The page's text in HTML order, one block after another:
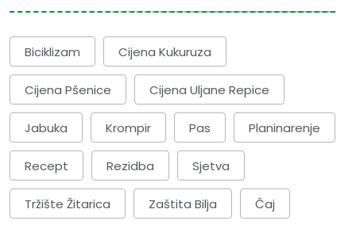
Biciklizam Cijena Kukuruza
Cijena Pšenice Cijena Uljane Repice
Jabuka Krompir Pas Planinarenje
Recept Rezidba Sjetva
Tržište Žitarica Zaštita Bilja Čaj